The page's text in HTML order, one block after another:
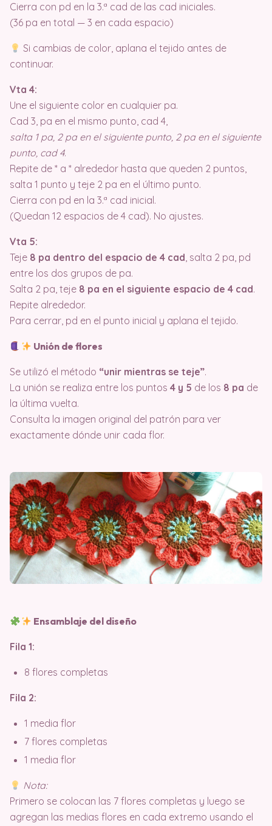
Cierra con pd en la 3.ª cad de las cad iniciales.
(36 pa en total — 3 en cada espacio)
Si cambias de color, aplana el tejido antes de
continuar.
Vta 4:
Une el siguiente color en cualquier pa.
Cad 3, pa en el mismo punto, cad 4,
salta 1 pa, 2 pa en el siguiente punto, 2 pa en el siguiente
punto, cad 4.
Repite de * a * alrededor hasta que queden 2 puntos,
salta 1 punto y teje 2 pa en el último punto.
Cierra con pd en la 3.ª cad inicial.
(Quedan 12 espacios de 4 cad). No ajustes.
Vta 5:
Teje 8 pa dentro del espacio de 4 cad, salta 2 pa, pd
entre los dos grupos de pa.
Salta 2 pa, teje 8 pa en el siguiente espacio de 4 cad.
Repite alrededor.
Para cerrar, pd en el punto inicial y aplana el tejido.
Unión de flores
Se utilizó el método “unir mientras se teje”.
La unión se realiza entre los puntos 4 y 5 de los 8 pa de
la última vuelta.
Consulta la imagen original del patrón para ver
exactamente dónde unir cada flor.
Ensamblaje del diseño
Fila 1:
8 flores completas
Fila 2:
1 media flor
7 flores completas
1 media flor
Nota:
Primero se colocan las 7 flores completas y luego se
agregan las medias flores en cada extremo usando el